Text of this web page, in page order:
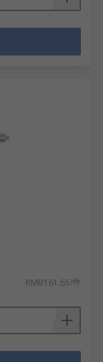
RMB161.65/件